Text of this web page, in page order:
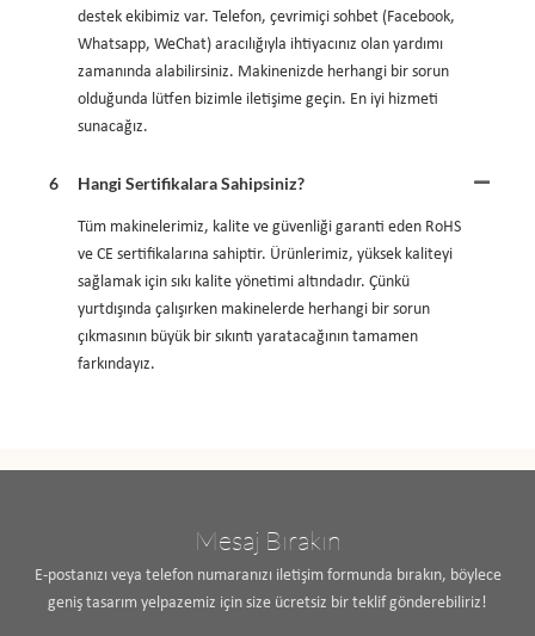
destek ekibimiz var. Telefon, çevrimiçi sohbet (Facebook,
Whatsapp, WeChat) aracılığıyla ihtiyacınız olan yardımı
zamanında alabilirsiniz. Makinenizde herhangi bir sorun
olduğunda lütfen bizimle iletişime geçin. En iyi hizmeti
sunacağız.
6 Hangi Sertifikalara Sahipsiniz?
Tüm makinelerimiz, kalite ve güvenliği garanti eden RoHS
ve CE sertifikalarına sahiptir. Ürünlerimiz, yüksek kaliteyi
sağlamak için sıkı kalite yönetimi altındadır. Çünkü
yurtdışında çalışırken makinelerde herhangi bir sorun
çıkmasının büyük bir sıkıntı yaratacağının tamamen
farkındayız.
Mesaj Bırakın
E-postanızı veya telefon numaranızı iletişim formunda bırakın, böylece
geniş tasarım yelpazemiz için size ücretsiz bir teklif gönderebiliriz!